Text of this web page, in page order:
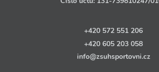
+420 572 551 206
+420 605 203 058
info@zsuhsportovni.cz